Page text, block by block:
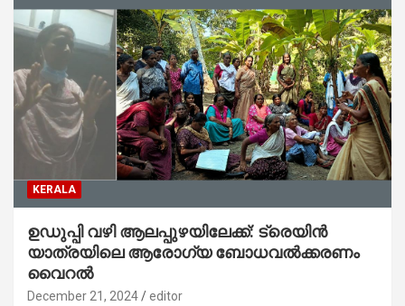
KERALA
ഉഡുപ്പി വഴി ആലപ്പുഴയിലേക്ക്: ട്രെയിന്‍
യാത്രയിലെ ആരോഗ്യ ബോധവല്‍ക്കരണം
വൈറല്‍
December 21, 2024 editor